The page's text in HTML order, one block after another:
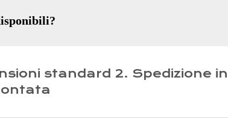
standard 2. Spedizione